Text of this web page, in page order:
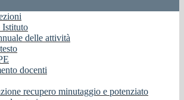
Istituto
delle attività
docenti
recupero minutaggio e potenziato